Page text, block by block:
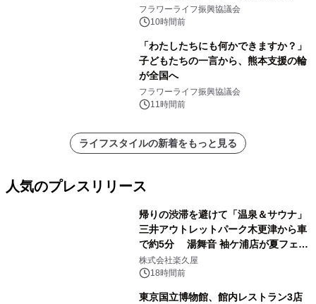
フラワーライフ振興協議会
10時間前
「わたしたちにも何かできますか？」
子どもたちの一言から、熊本支援の輪
が全国へ
フラワーライフ振興協議会
11時間前
ライフスタイルの新着をもっと見る
人気のプレスリリース
帰りの渋滞を避けて「温泉＆サウナ」
三井アウトレットパーク木更津から車
で約5分 湯舞音 袖ケ浦店が夏フェア
メニューを提供
株式会社楽久屋
18時間前
東京国立博物館、館内レストラン3店